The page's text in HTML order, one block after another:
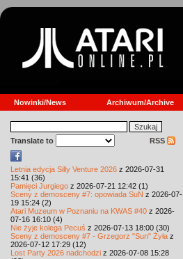
Nowinki/News Archiwum/Archive
Translate to RSS
Letnia edycja Silly Venture 2026 z 2026-07-31
15:41 (36)
Pamięci Jurgiego z 2026-07-21 12:42 (1)
Sceny z demosceny #7: opowiada SuN z 2026-07-
19 15:24 (2)
Atari Muzeum w Poznaniu na KWAS #40 z 2026-
07-16 16:10 (4)
Nie żyje kolega Pecuś z 2026-07-13 18:00 (30)
Sceny z demosceny #7 - Grzegorz "Sun" Żyła z
2026-07-12 17:29 (12)
Lost Party 2026 nadchodzi z 2026-07-08 15:28